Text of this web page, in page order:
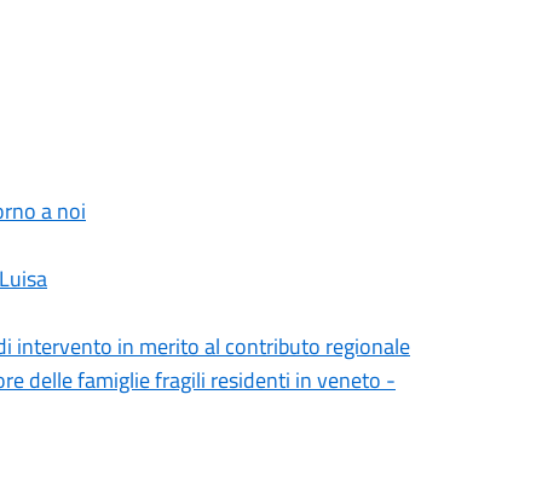
a noi
intervento in merito al contributo regionale
delle famiglie fragili residenti in veneto -